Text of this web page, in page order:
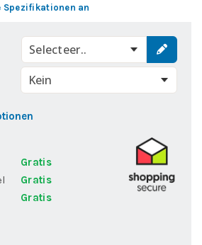
Spezifikationen an
Selecteer..
Gratis
Gratis
Gratis